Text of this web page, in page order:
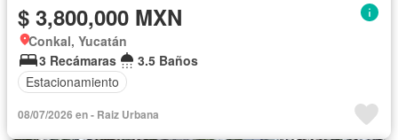
$ 3,800,000 MXN
Conkal, Yucatán
3 Recámaras
3.5 Baños
Estacionamiento
08/07/2026 en - Raiz Urbana